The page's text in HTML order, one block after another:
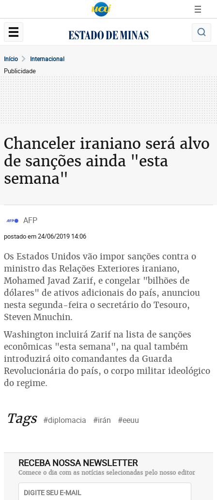
Início Internacional
Publicidade
Chanceler iraniano será alvo
de sanções ainda "esta
semana"
AFP
postado em 24/06/2019 14:06
Os Estados Unidos vão impor sanções contra o
ministro das Relações Exteriores iraniano,
Mohamed Javad Zarif, e congelar "bilhões de
dólares" de ativos adicionais do país, anunciou
nesta segunda-feira o secretário do Tesouro,
Steven Mnuchin.
Washington incluirá Zarif na lista de sanções
econômicas "esta semana", na qual também
introduzirá oito comandantes da Guarda
Revolucionária do país, o corpo militar ideológico
do regime.
Tags #diplomacia #irán #eeuu
RECEBA NOSSA NEWSLETTER
Comece o dia com as notícias selecionadas pelo nosso editor